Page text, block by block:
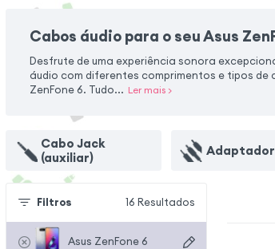
Cabos áudio para o seu Asus
Desfrute de uma experiência sonora
áudio com diferentes comprimentos e tipos
ZenFone 6. Tudo... Ler mais>
Cabo Jack
(auxiliar)
Adaptador
Filtros 16 Resultados
Asus ZenFone 6